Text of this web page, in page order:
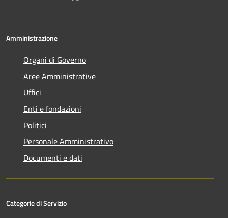
Amministrazione
Organi di Governo
Aree Amministrative
Uffici
Enti e fondazioni
Politici
Personale Amministrativo
Documenti e dati
Categorie di Servizio